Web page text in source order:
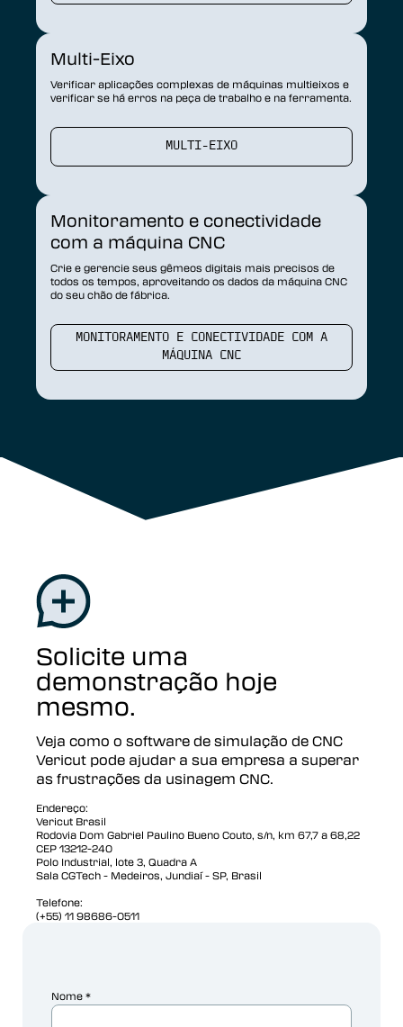
Multi-Eixo
Verificar aplicações complexas de máquinas multieixos e
verificar se há erros na peça de trabalho e na ferramenta.
MULTI-EIXO
Monitoramento e conectividade
com a máquina CNC
Crie e gerencie seus gêmeos digitais mais precisos de
todos os tempos, aproveitando os dados da máquina CNC
do seu chão de fábrica.
MONITORAMENTO E CONECTIVIDADE COM A
MÁQUINA CNC
Solicite uma
demonstração hoje
mesmo.
Veja como o software de simulação de CNC
Vericut pode ajudar a sua empresa a superar
as frustrações da usinagem CNC.
Endereço:
Vericut Brasil
Rodovia Dom Gabriel Paulino Bueno Couto, s/n, km 67,7 a 68,22
CEP 13212-240
Polo Industrial, lote 3, Quadra A
Sala CGTech - Medeiros, Jundiaí - SP, Brasil
Telefone:
(+55) 11 98686-0511